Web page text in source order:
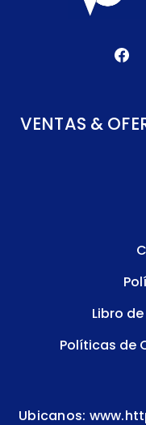
VENTAS &
Libro
Políticas de
Ubicanos: